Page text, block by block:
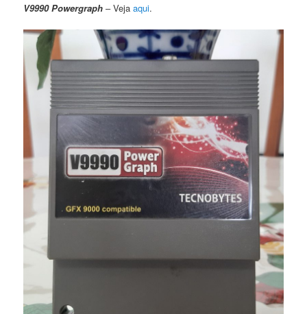
V9990 Powergraph – Vejaaqui.